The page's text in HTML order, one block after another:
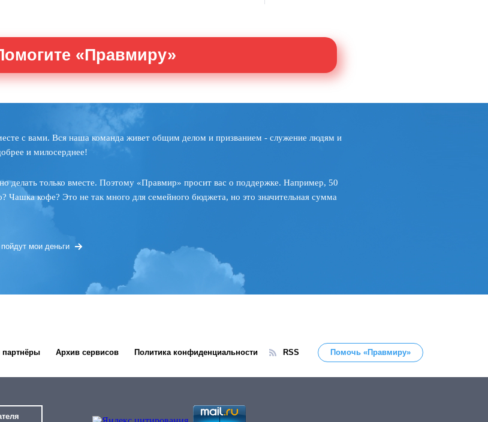
«Правмиру»
с вами. Вся наша команда живет общим делом и призванием - служение людям и
и милосерднее!
делать только вместе. Поэтому «Правмир» просит вас о поддержке. Например, 50
Чашка кофе? Это не так много для семейного бюджета, но это значительная сумма
мои деньги
партнёры Архив сервисов Политика конфиденциальности RSS Помочь «Правмиру»